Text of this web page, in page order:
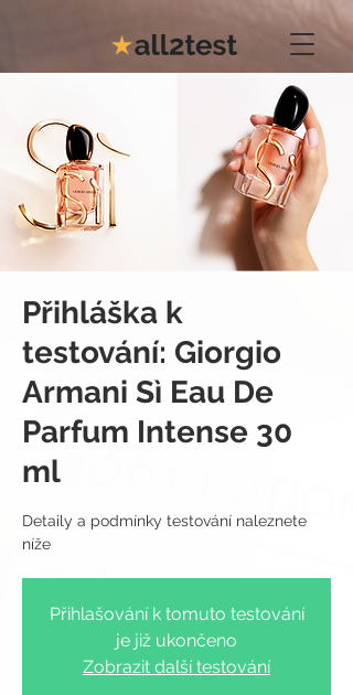
Přihláška k
testování: Giorgio
Armani Sì Eau De
Parfum Intense 30
ml
Detaily a podmínky testování naleznete
Přihlašování k tomuto testování
je již ukončeno
Zobrazit další testování